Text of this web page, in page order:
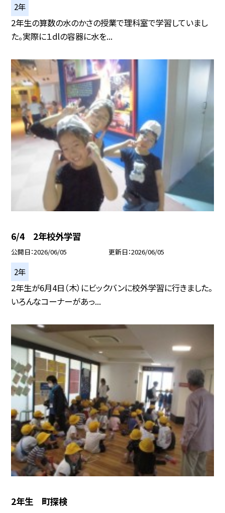
2年
2年生の算数の水のかさの授業で理科室で学習していまし
た。実際に１dlの容器に水を...
6/4 2年校外学習
公開日 2026/06/05 更新日 2026/06/05
2年
2年生が6月4日（木）にビックバンに校外学習に行きました。
いろんなコーナーがあっ...
2年生 町探検